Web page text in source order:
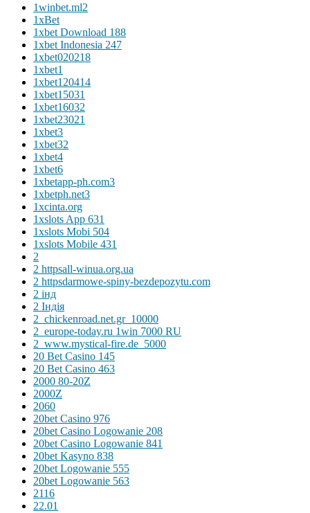
1winbet.ml2
1xBet
1xbet Download 188
1xbet Indonesia 247
1xbet020218
1xbet1
1xbet120414
1xbet15031
1xbet16032
1xbet23021
1xbet3
1xbet32
1xbet4
1xbet6
1xbetapp-ph.com3
1xbetph.net3
1xcinta.org
1xslots App 631
1xslots Mobi 504
1xslots Mobile 431
2
2 httpsall-winua.org.ua
2 httpsdarmowe-spiny-bezdepozytu.com
2 інд
2 Індія
2_chickenroad.net.gr_10000
2_europe-today.ru 1win 7000 RU
2_www.mystical-fire.de_5000
20 Bet Casino 145
20 Bet Casino 463
2000 80-20Z
2000Z
2060
20bet Casino 976
20bet Casino Logowanie 208
20bet Casino Logowanie 841
20bet Kasyno 838
20bet Logowanie 555
20bet Logowanie 563
2116
22.01